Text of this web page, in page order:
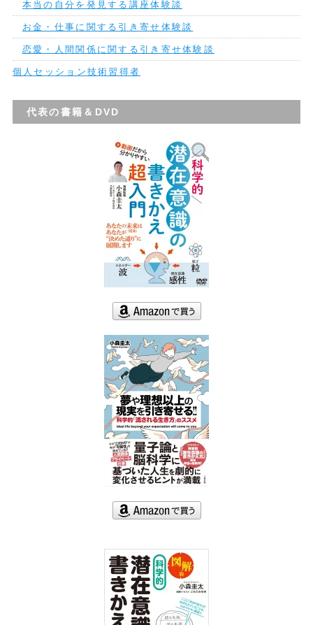
本当の自分を発見する講座体験談
お金・仕事に関する引き寄せ体験談
恋愛・人間関係に関する引き寄せ体験談
個人セッション技術習得者
代表の書籍＆DVD